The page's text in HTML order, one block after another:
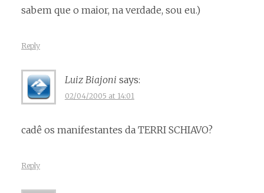
sabem que o maior, na verdade, sou eu.)
Reply
Luiz Biajoni says:
02/04/2005 at 14:01
cadê os manifestantes da TERRI SCHIAVO?
Reply